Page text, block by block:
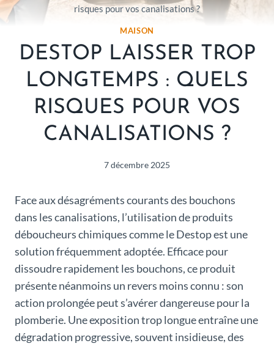
risques pour vos canalisations ?
MAISON
DESTOP LAISSER TROP
LONGTEMPS : QUELS
RISQUES POUR VOS
CANALISATIONS ?
7 décembre 2025
Face aux désagréments courants des bouchons
dans les canalisations, l’utilisation de produits
déboucheurs chimiques comme le Destop est une
solution fréquemment adoptée. Efficace pour
dissoudre rapidement les bouchons, ce produit
présente néanmoins un revers moins connu : son
action prolongée peut s’avérer dangereuse pour la
plomberie. Une exposition trop longue entraîne une
dégradation progressive, souvent insidieuse, des